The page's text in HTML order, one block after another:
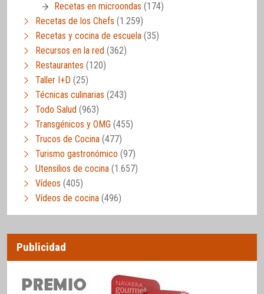
Recetas en microondas (174)
Recetas de los Chefs (1.259)
Recetas y cocina de escuela (35)
Recursos en la red (362)
Restaurantes (120)
Taller I+D (25)
Técnicas culinarias (243)
Todo Salud (963)
Transgénicos y OMG (455)
Trucos de Cocina (477)
Turismo gastronómico (97)
Utensilios de cocina (1.657)
Vídeos (405)
Vídeos de cocina (496)
Publicidad